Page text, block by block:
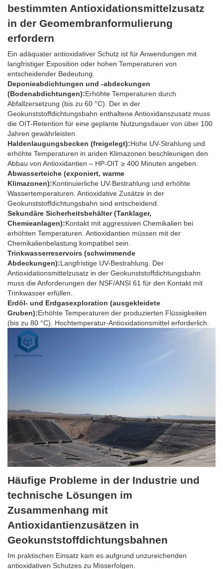
bestimmten Antioxidationsmittelzusatz
in der Geomembranformulierung
erfordern
Ein adäquater antioxidativer Schutz ist für Anwendungen mit
langfristiger Exposition oder hohen Temperaturen von
entscheidender Bedeutung.
Deponieabdichtungen und -abdeckungen
(Bodenabdichtungen):Erhöhte Temperaturen durch
Abfallzersetzung (bis zu 60 °C). Der in der
Geokunststoffdichtungsbahn enthaltene Antioxidanszusatz muss
die OIT-Retention für eine geplante Nutzungsdauer von über 100
Jahren gewährleisten.
Haldenlaugungsbecken (freigelegt):Hohe UV-Strahlung und
erhöhte Temperaturen in ariden Klimazonen beschleunigen den
Abbau von Antioxidantien – HP-OIT ≥ 400 Minuten angeben.
Abwasserteiche (exponiert, warme
Klimazonen):Kontinuierliche UV-Bestrahlung und erhöhte
Wassertemperaturen. Antioxidative Zusätze in der
Geokunststoffdichtungsbahn sind entscheidend.
Sekundäre Sicherheitsbehälter (Tanklager,
Chemieanlagen):Kontakt mit aggressiven Chemikalien bei
erhöhten Temperaturen. Antioxidantien müssen mit der
Chemikalienbelastung kompatibel sein.
Trinkwasserreservoirs (schwimmende
Abdeckungen):Langfristige UV-Bestrahlung. Der
Antioxidationsmittelzusatz in der Geokunststoffdichtungsbahn
muss die Anforderungen der NSF/ANSI 61 für den Kontakt mit
Trinkwasser erfüllen.
Erdöl- und Erdgasexploration (ausgekleidete
Gruben):Erhöhte Temperaturen der produzierten Flüssigkeiten
(bis zu 80 °C). Hochtemperatur-Antioxidationsmittel erforderlich.
Häufige Probleme in der Industrie und
technische Lösungen im
Zusammenhang mit
Antioxidantienzusätzen in
Geokunststoffdichtungsbahnen
Im praktischen Einsatz kam es aufgrund unzureichenden
antioxidativen Schutzes zu Misserfolgen.